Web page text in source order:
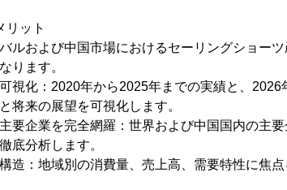
リット
ルおよび中国市場におけるセーリングショー
ります。
視化：2020年から2025年までの実績と、2026
将来の展望を可視化します。
要企業を完全網羅：世界および中国国内の主
底分析します。
造：地域別の消費量、売上高、需要特性に焦